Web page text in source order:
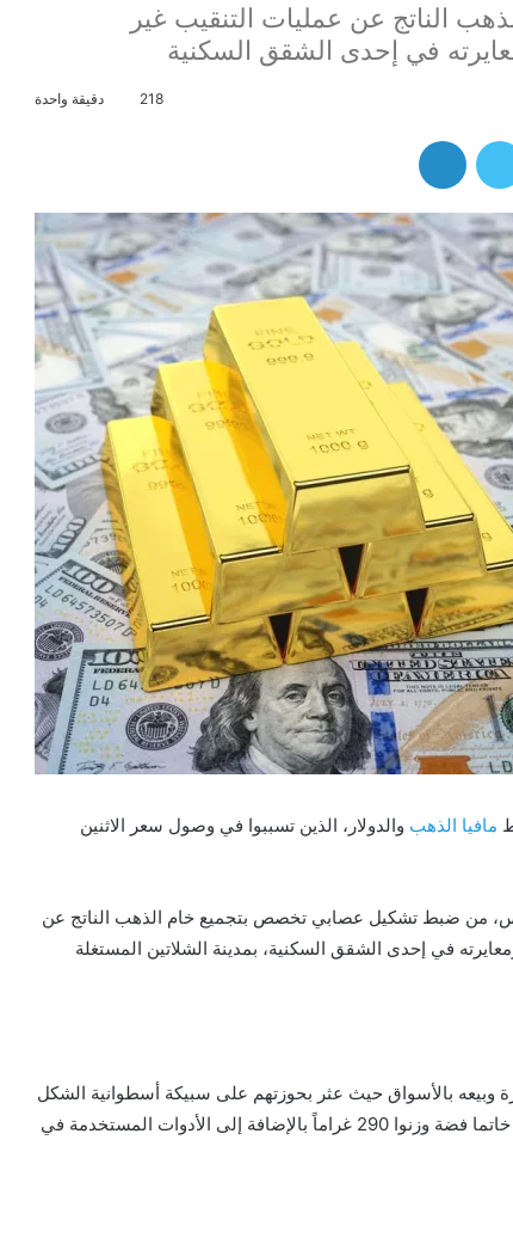
الناتج عن عمليات التنقيب غير
في إحدى الشقق السكنية
218 دقيقة واحدة
مافيا الذهب والدولار، الذين تسببوا في وصول سعر الاثنين
من ضبط تشكيل عصابي تخصص بتجميع خام الذهب الناتج عن
في إحدى الشقق السكنية، بمدينة الشلاتين المستغلة
وبيعه بالأسواق حيث عثر بحوزتهم على سبيكة أسطوانية الشكل
لخام الذهب وزنت 150 غراما “حديثة السبك غير مدموغة” و38 خاتما فضة وزنوا 290 غراماً بالإضافة إلى الأدوات المستخدمة في